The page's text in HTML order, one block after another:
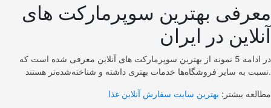
معرفی بهترین سوپرمارکت های
آنلاین در ایران
در ادامه 5 نمونه از بهترین سوپرمارکت های آنلاین معرفی شده است که
نسبت به سایر فروشگاه‌ها خدمات بهتری داشته و شناخته‌شده‌تر هستند.
مطالعه بیشتر: بهترین سایت سفارش آنلاین غذا